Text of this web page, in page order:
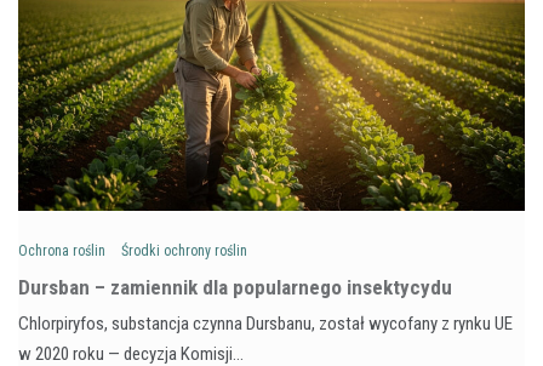
Ochrona roślin Środki ochrony roślin
Dursban – zamiennik dla popularnego insektycydu
Chlorpiryfos, substancja czynna Dursbanu, został wycofany z rynku UE
w 2020 roku — decyzja Komisji…